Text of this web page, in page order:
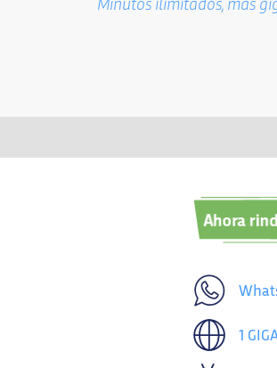
Minutos ilimitados, más
1